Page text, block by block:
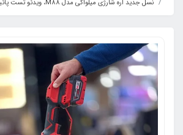
نسل جدید اره شارژی میلواکی مدل M88، ویدئو تست پائین صفحه